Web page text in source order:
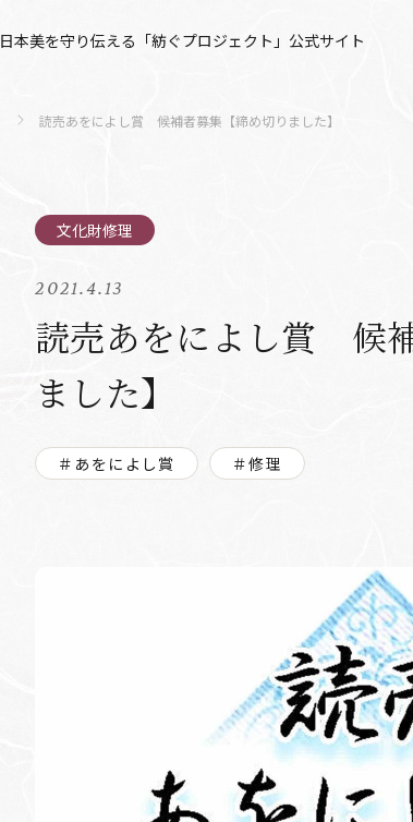
日本美を守り伝える「紡ぐプロジェクト」公式サイト
読売あをによし賞 候補者募集【締め切りました】
2021.4.13
読売あをによし賞 候
ました】
＃あをによし賞 ＃修理